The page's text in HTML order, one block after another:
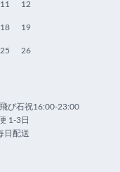
11 12
18 19
25 26
び石祝16:00-23:00
1-3日
日配送